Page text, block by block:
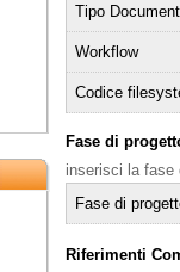
Tipo
Workflow
Codice
Fase di
inserisci la fase
Fase di
Riferimenti